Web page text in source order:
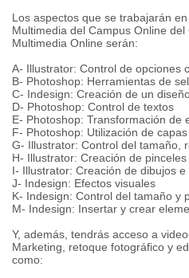
Los aspectos que se trabajarán
Multimedia del Campus Online
Multimedia Online serán:
A- Illustrator: Control de opciones
B- Photoshop: Herramientas de
C- Indesign: Creación de un
D- Photoshop: Control de textos
E- Photoshop: Transformación de
F- Photoshop: Utilización de capas
G- Illustrator: Control del tamaño,
H- Illustrator: Creación de
I- Illustrator: Creación de dibujos e
J- Indesign: Efectos visuales
K- Indesign: Control del tamaño y
M- Indesign: Insertar y crear
Y, además, tendrás acceso a
Marketing, retoque fotográfico y
como: